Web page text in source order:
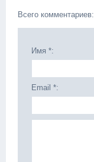
Всего комментариев:
Имя *:
Email *: